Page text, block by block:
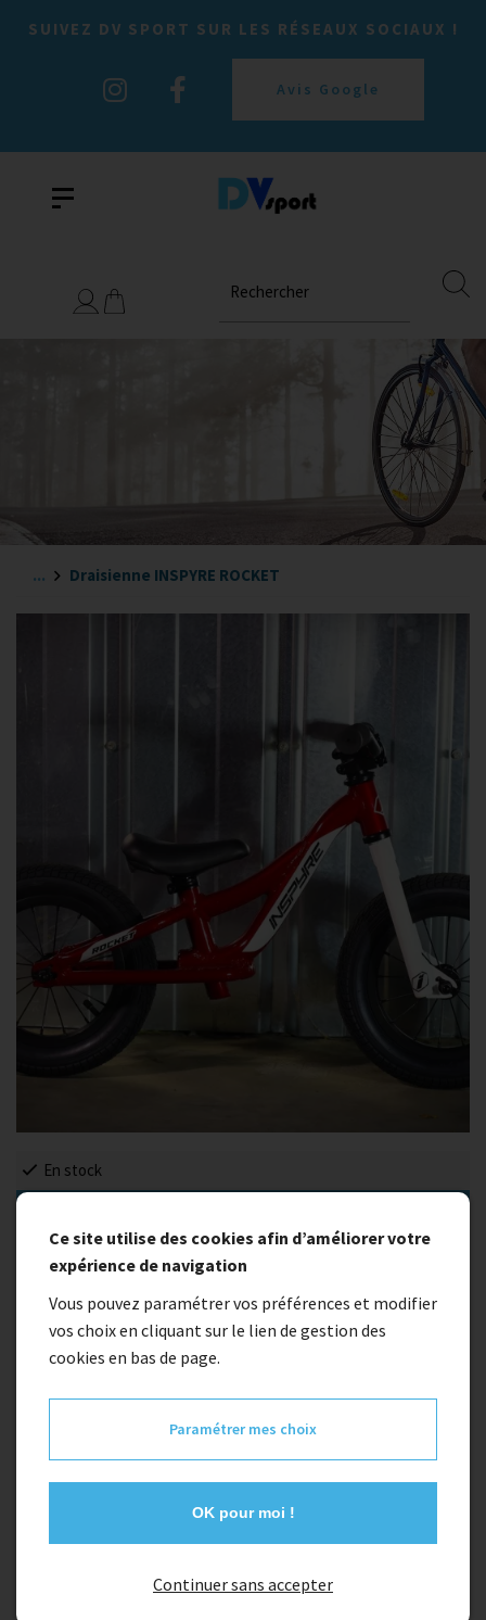
SUIVEZ DV SPORT SUR LES RÉSEAUX SOCIAUX !
Avis Google
Rechercher
... Draisienne INSPYRE ROCKET
En stock
Draisienne INSPYRE ROCKET
189,95 € -20%
151,96 €
Description
Ce site utilise des cookies afin d’améliorer votre
expérience de navigation
Vous pouvez paramétrer vos préférences et modifier
vos choix en cliquant sur le lien de gestion des
cookies en bas de page.
Paramétrer mes choix
OK pour moi !
Continuer sans accepter